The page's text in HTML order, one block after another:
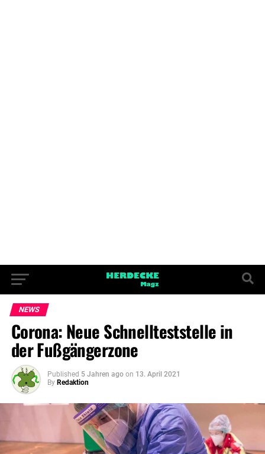
NEWS
Corona: Neue Schnellteststelle in
der Fußgängerzone
Published 5 Jahren ago on 13. April 2021
By Redaktion